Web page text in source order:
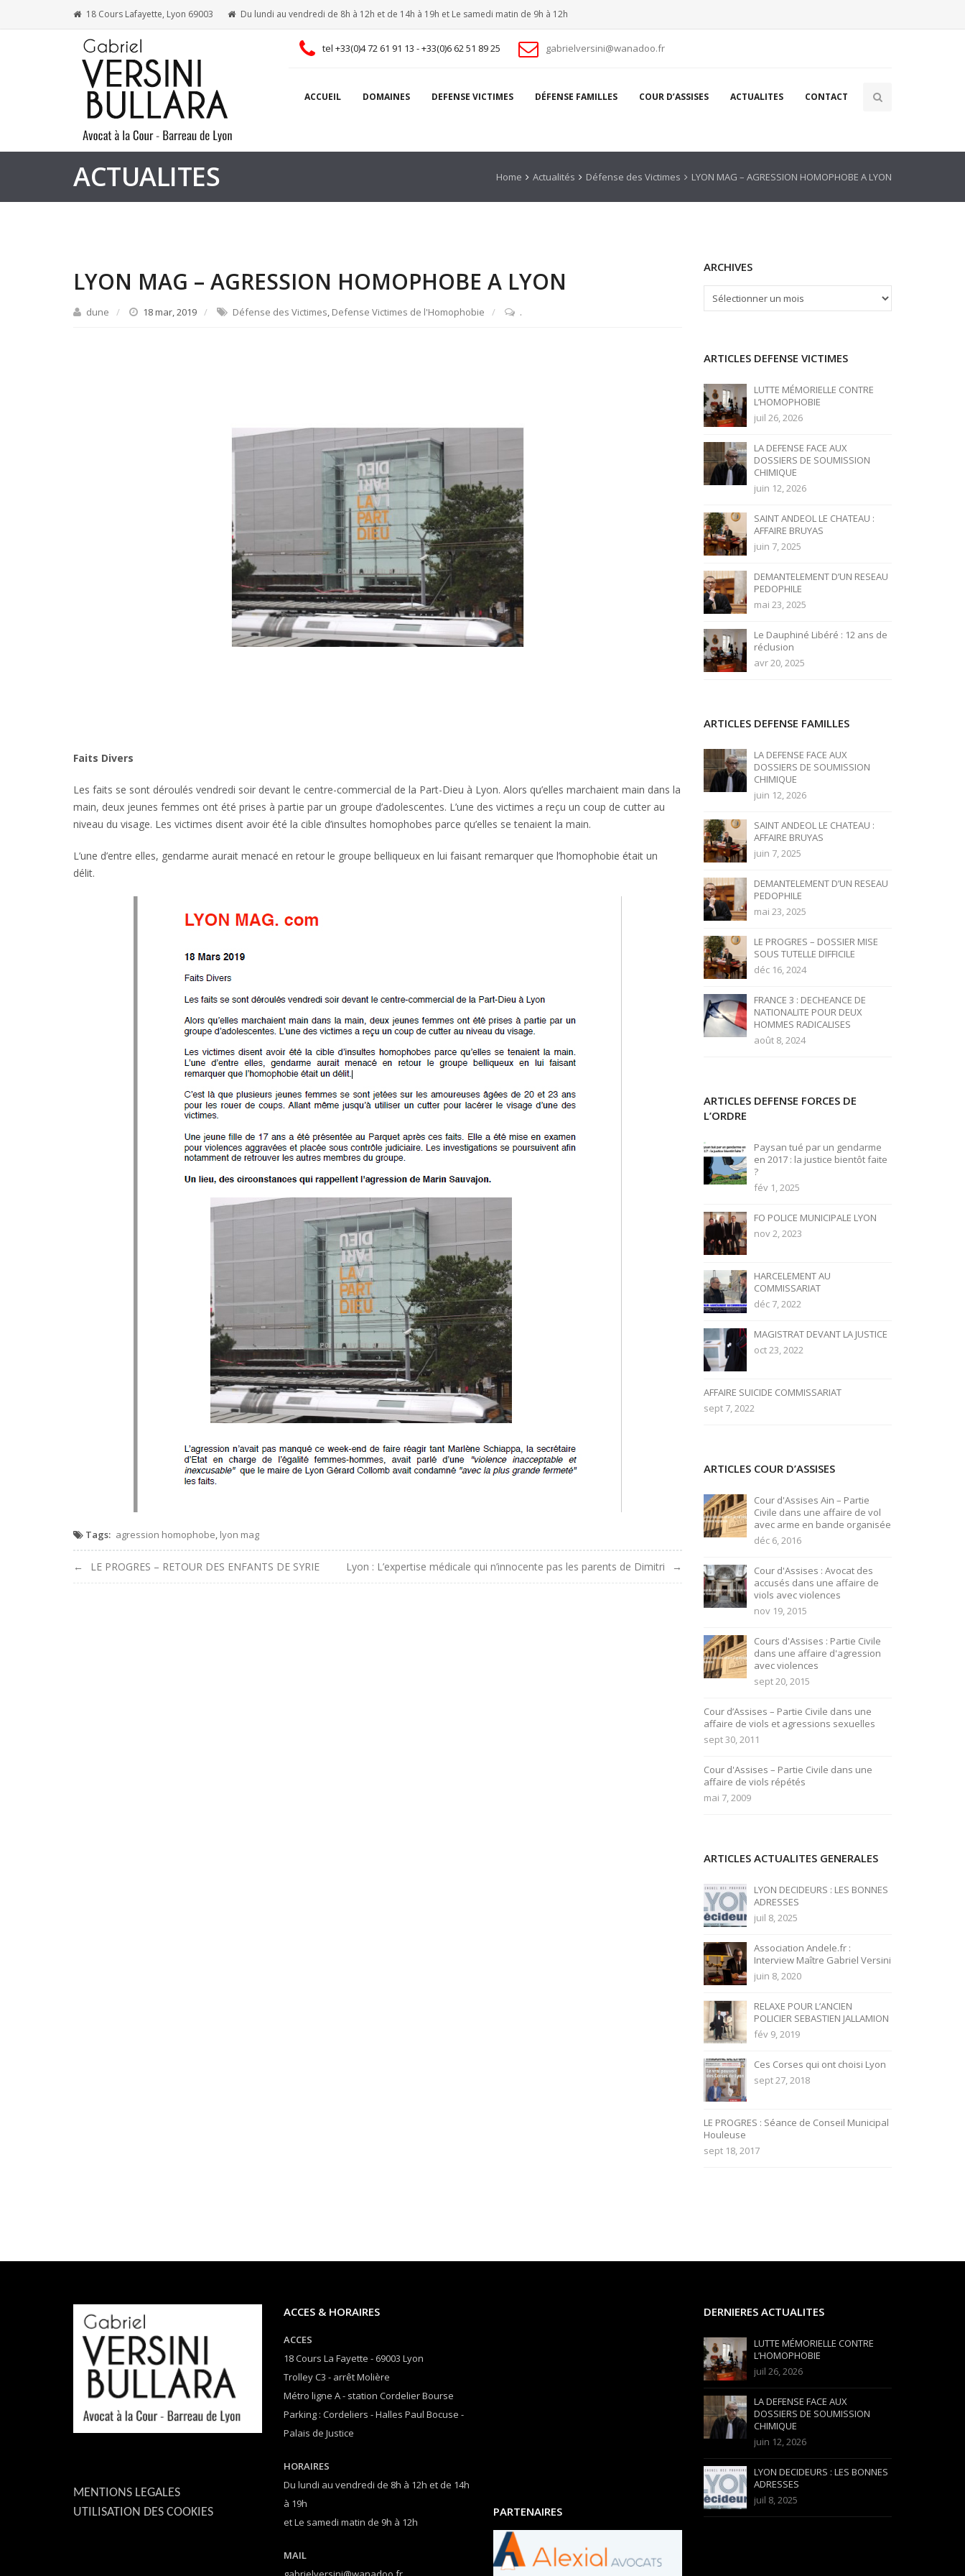
18 Cours Lafayette, Lyon 69003 Du lundi au vendredi de 8h à 12h et de 14h à 19h et Le samedi matin de 9h à 12h
tel +33(0)4 72 61 91 13 - +33(0)6 62 51 89 25 gabrielversini@wanadoo.fr
ACCUEIL DOMAINES DEFENSE VICTIMES DÉFENSE FAMILLES COUR D’ASSISES ACTUALITES CONTACT
ACTUALITES Home Actualités Défense des Victimes LYON MAG – AGRESSION HOMOPHOBE A LYON
LYON MAG – AGRESSION HOMOPHOBE A LYON
dune 18 mar, 2019 Défense des Victimes, Defense Victimes de l'Homophobie .
Faits Divers
Les faits se sont déroulés vendredi soir devant le centre-commercial de la Part-Dieu à Lyon. Alors qu’elles marchaient main dans la
main, deux jeunes femmes ont été prises à partie par un groupe d’adolescentes. L’une des victimes a reçu un coup de cutter au
niveau du visage. Les victimes disent avoir été la cible d’insultes homophobes parce qu’elles se tenaient la main.
L’une d’entre elles, gendarme aurait menacé en retour le groupe belliqueux en lui faisant remarquer que l’homophobie était un
délit.
Tags: agression homophobe, lyon mag
Navigation
LE PROGRES – RETOUR DES ENFANTS DE SYRIE Lyon : L’expertise médicale qui n’innocente pas les parents de Dimitri
ARCHIVES
ARCHIVES
ARTICLES DEFENSE VICTIMES
LUTTE MÉMORIELLE CONTRE
L’HOMOPHOBIE
juil 26, 2026
LA DEFENSE FACE AUX
DOSSIERS DE SOUMISSION
CHIMIQUE
juin 12, 2026
SAINT ANDEOL LE CHATEAU :
AFFAIRE BRUYAS
juin 7, 2025
DEMANTELEMENT D’UN RESEAU
PEDOPHILE
mai 23, 2025
Le Dauphiné Libéré : 12 ans de
réclusion
avr 20, 2025
ARTICLES DEFENSE FAMILLES
LA DEFENSE FACE AUX
DOSSIERS DE SOUMISSION
CHIMIQUE
juin 12, 2026
SAINT ANDEOL LE CHATEAU :
AFFAIRE BRUYAS
juin 7, 2025
DEMANTELEMENT D’UN RESEAU
PEDOPHILE
mai 23, 2025
LE PROGRES – DOSSIER MISE
SOUS TUTELLE DIFFICILE
déc 16, 2024
FRANCE 3 : DECHEANCE DE
NATIONALITE POUR DEUX
HOMMES RADICALISES
août 8, 2024
ARTICLES DEFENSE FORCES DE
L’ORDRE
Paysan tué par un gendarme
en 2017 : la justice bientôt faite
?
fév 1, 2025
FO POLICE MUNICIPALE LYON
nov 2, 2023
HARCELEMENT AU
COMMISSARIAT
déc 7, 2022
MAGISTRAT DEVANT LA JUSTICE
oct 23, 2022
AFFAIRE SUICIDE COMMISSARIAT
sept 7, 2022
ARTICLES COUR D’ASSISES
Cour d'Assises Ain – Partie
Civile dans une affaire de vol
avec arme en bande organisée
déc 6, 2016
Cour d'Assises : Avocat des
accusés dans une affaire de
viols avec violences
nov 19, 2015
Cours d'Assises : Partie Civile
dans une affaire d'agression
avec violences
sept 20, 2015
Cour d’Assises – Partie Civile dans une
affaire de viols et agressions sexuelles
sept 30, 2011
Cour d'Assises – Partie Civile dans une
affaire de viols répétés
mai 7, 2009
ARTICLES ACTUALITES GENERALES
LYON DECIDEURS : LES BONNES
ADRESSES
juil 8, 2025
Association Andele.fr :
Interview Maître Gabriel Versini
juin 8, 2020
RELAXE POUR L’ANCIEN
POLICIER SEBASTIEN JALLAMION
fév 9, 2019
Ces Corses qui ont choisi Lyon
sept 27, 2018
LE PROGRES : Séance de Conseil Municipal
Houleuse
sept 18, 2017
MENTIONS LEGALES
UTILISATION DES COOKIES
ACCES & HORAIRES
ACCES
18 Cours La Fayette - 69003 Lyon
Trolley C3 - arrêt Molière
Métro ligne A - station Cordelier Bourse
Parking : Cordeliers - Halles Paul Bocuse -
Palais de Justice
HORAIRES
Du lundi au vendredi de 8h à 12h et de 14h
à 19h
et Le samedi matin de 9h à 12h
MAIL
PARTENAIRES
DERNIERES ACTUALITES
LUTTE MÉMORIELLE CONTRE
L’HOMOPHOBIE
juil 26, 2026
LA DEFENSE FACE AUX
DOSSIERS DE SOUMISSION
CHIMIQUE
juin 12, 2026
LYON DECIDEURS : LES BONNES
ADRESSES
juil 8, 2025